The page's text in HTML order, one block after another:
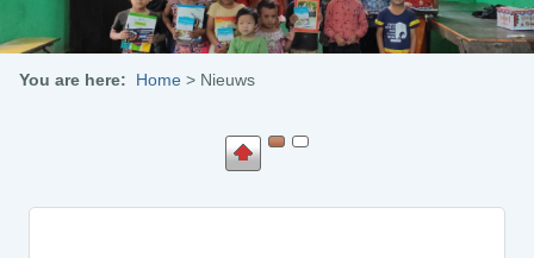
You are here: Home > Nieuws